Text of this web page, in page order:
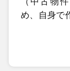
め、自身で